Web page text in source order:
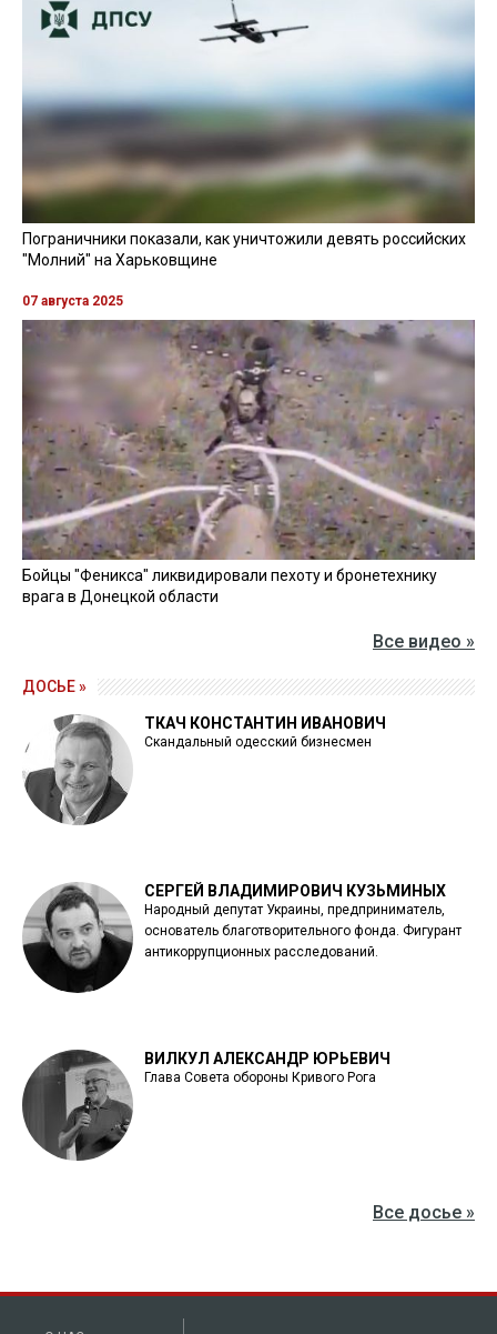
Пограничники показали, как уничтожили девять российских
"Молний" на Харьковщине
07 августа 2025
Бойцы "Феникса" ликвидировали пехоту и бронетехнику
врага в Донецкой области
Все видео »
ДОСЬЕ »
ТКАЧ КОНСТАНТИН ИВАНОВИЧ
Скандальный одесский бизнесмен
СЕРГЕЙ ВЛАДИМИРОВИЧ КУЗЬМИНЫХ
Народный депутат Украины, предприниматель,
основатель благотворительного фонда. Фигурант
антикоррупционных расследований.
ВИЛКУЛ АЛЕКСАНДР ЮРЬЕВИЧ
Глава Совета обороны Кривого Рога
Все досье »